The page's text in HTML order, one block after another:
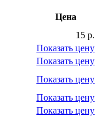
Цена
15 р.
Показать цену
Показать цену
Показать цену
Показать цену
Показать цену